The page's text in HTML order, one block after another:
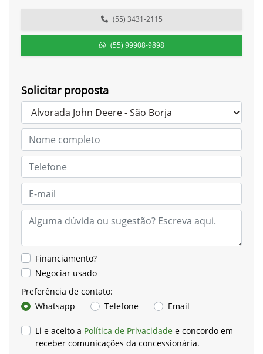
(55) 3431-2115
(55) 99908-9898
Solicitar proposta
Financiamento?
Negociar usado
Preferência de contato:
Whatsapp
Telefone Email
Li e aceito a Política de Privacidade e concordo em
receber comunicações da concessionária.